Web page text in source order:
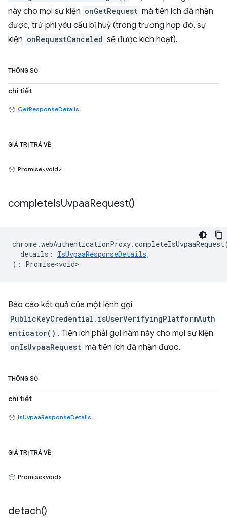
này cho mọi sự kiện onGetRequest mà tiện ích đã nhận
được, trừ phi yêu cầu bị huỷ (trong trường hợp đó, sự
kiện onRequestCanceled sẽ được kích hoạt).
THÔNG SỐ
chi tiết
GetResponseDetails
GIÁ TRỊ TRẢ VỀ
Promise<void>
completeIsUvpaaRequest()
chrome.webAuthenticationProxy.completeIsUvpaaRequest
details : IsUvpaaResponseDetails,
) : Promise<void>
Báo cáo kết quả của một lệnh gọi
PublicKeyCredential.isUserVerifyingPlatformAuth
enticator() . Tiện ích phải gọi hàm này cho mọi sự kiện
onIsUvpaaRequest mà tiện ích đã nhận được.
THÔNG SỐ
chi tiết
IsUvpaaResponseDetails
GIÁ TRỊ TRẢ VỀ
Promise<void>
detach()